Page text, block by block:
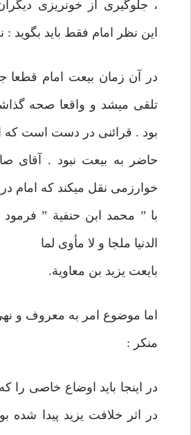
، جلوگيری از خونريزی
اين نظر امام فقط بايد بگويد :
در آن زمان بيعت امام قطعا
تلقی می‏شد و واقعا صحه‏
بود . قرائنی در دست است كه
حاضر به بيعت نبود . آقای
خوارزمی نقل می‏كند كه امام
با ” محمد ابن حنفية ”
الدنيا ملجا و لا مأوی لما
بايعت يزيد بن معاوية.
اما موضوع امر به معروف و
منكر :
در اينجا بايد اوضاع خاصی را
در اثر خلافت يزيد پيدا شده